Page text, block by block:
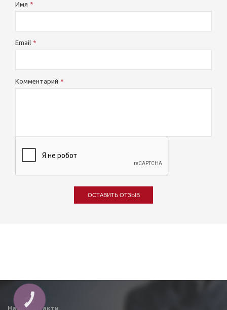
Имя
Email
Комментарий
ОСТАВИТЬ ОТЗЫВ
Наші контакти
КНОПКА
ЗВ'ЯЗКУ